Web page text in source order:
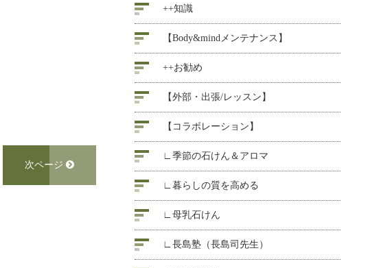
次ページ
++知識
【Body&mindメンテナンス】
++お勧め
【外部・出張/レッスン】
【コラボレーション】
∟季節の石けん＆アロマ
∟暮らしの質を高める
∟母乳石けん
∟長島塾（長島司先生）